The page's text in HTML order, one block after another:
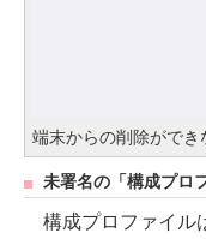
端末からの削除ができ
未署名の「構成プロ
構成プロファイル